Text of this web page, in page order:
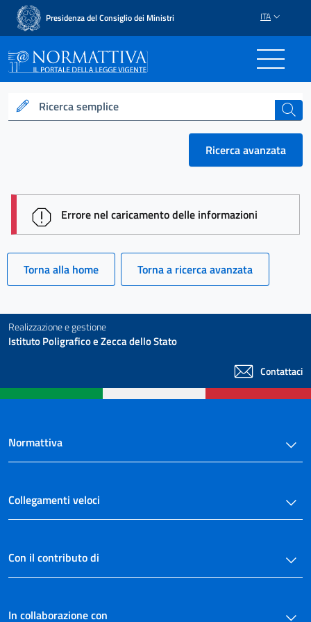
Presidenza del Consiglio dei Ministri ITA
Normattiva - Il portale
Ricerca semplice cerca
Ricerca avanzata
session id: Cna0xt5QO2Z2Uba_FLbOXvao8GUo-
Errore nel caricamento delle informazioni
Torna alla home Torna a ricerca avanzata
Realizzazione e gestione
Istituto Poligrafico e Zecca dello Stato
Contattaci
Normattiva
Collegamenti veloci
Con il contributo di
In collaborazione con